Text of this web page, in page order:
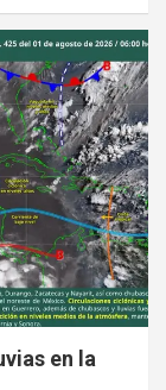
en la